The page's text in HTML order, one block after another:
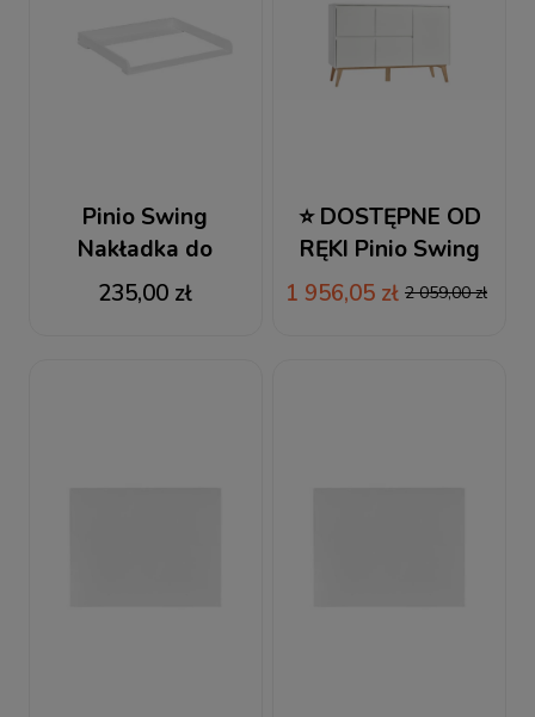
Pinio Swing
Nakładka do
przewijania /
Przewijak biały
235,00 zł
⭐ DOSTĘPNE OD
RĘKI Pinio Swing
Komoda 4-szuflady +
1-drzwi biała
1 956,05 zł 2 059,00 zł